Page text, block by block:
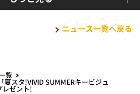
ニュース一覧へ戻る
覧
夏スタ!VIVID SUMMERキービジュ
レゼント!